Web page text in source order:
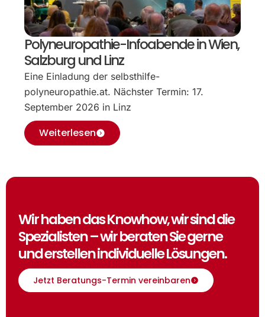
Polyneuropathie-Infoabende in Wien,
Salzburg und Linz
Eine Einladung der selbsthilfe-
polyneuropathie.at. Nächster Termin: 17.
September 2026 in Linz
Weiterlesen
Wir haben das Knowhow, wir sind die
Spezialisten – wir beraten Sie gerne
und erstellen individuelle Lösungen.
Jetzt Beratungs-Termin vereinbaren